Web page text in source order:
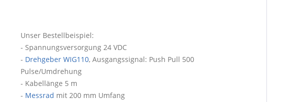
Unser Bestellbeispiel:
- Spannungsversorgung 24 VDC
- Drehgeber WIG110, Ausgangssignal: Push Pull 500
Pulse/Umdrehung
- Kabellänge 5 m
- Messrad mit 200 mm Umfang